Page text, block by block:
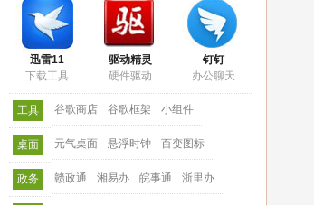
迅雷11
下载工具
驱动精灵
硬件驱动
钉钉
办公聊天
工具 谷歌商店 谷歌框架 小组件
桌面 元气桌面 悬浮时钟 百变图标
政务 赣政通 湘易办 皖事通 浙里办